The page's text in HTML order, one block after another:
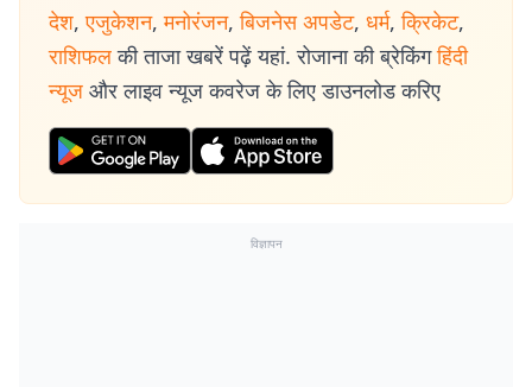
देश, एजुकेशन, मनोरंजन, बिजनेस अपडेट, धर्म, क्रिकेट,
राशिफल की ताजा खबरें पढ़ें यहां. रोजाना की ब्रेकिंग हिंदी
न्यूज और लाइव न्यूज कवरेज के लिए डाउनलोड करिए
विज्ञापन